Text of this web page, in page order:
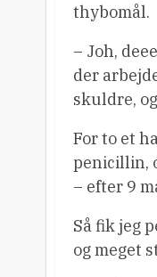
thybomål.
– Joh,
der
skuldre,
For to et
penicillin,
– efter 9
Så fik jeg
og meget